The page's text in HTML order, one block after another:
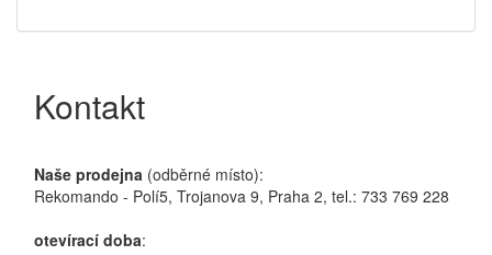
Kontakt
Naše prodejna (odběrné místo):
Rekomando - Polí5, Trojanova 9, Praha 2, tel.: 733 769 228
otevírací doba: